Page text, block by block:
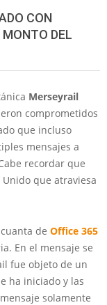
CON
MONTO DEL
Merseyrail
comprometidos
que incluso
mensajes a
recordar que
que atraviesa
de Office 365
En el mensaje se
fue objeto de un
ha iniciado y las
solamente